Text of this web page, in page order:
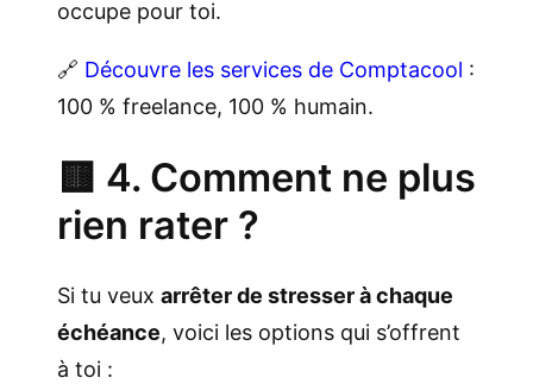
occupe pour toi.
🔗 Découvre les services de Comptacool :
100 % freelance, 100 % humain.
🟨 4. Comment ne plus
rien rater ?
Si tu veux arrêter de stresser à chaque
échéance, voici les options qui s’offrent
à toi :